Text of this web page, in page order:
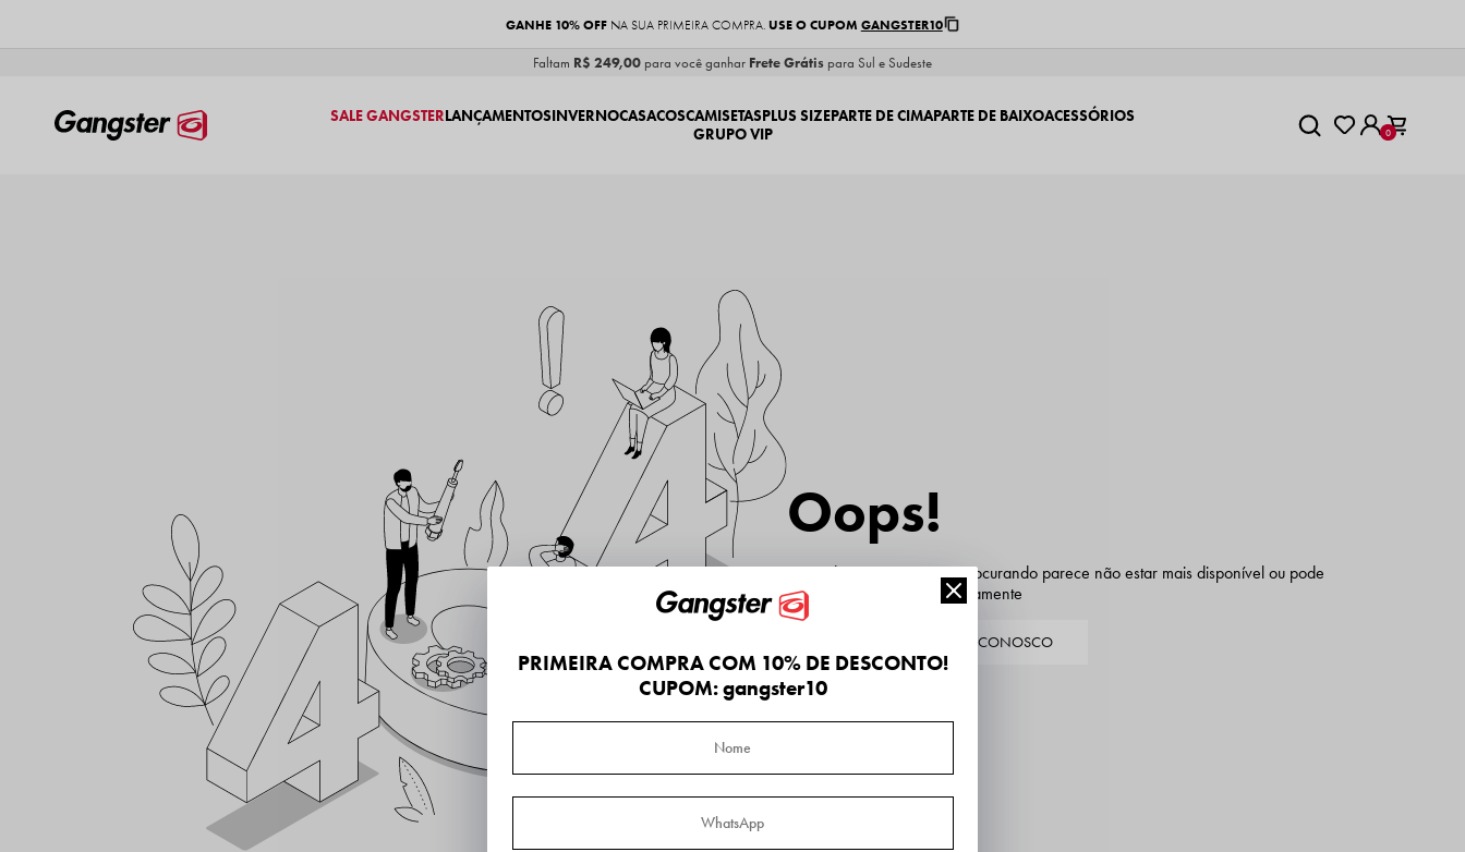
GANHE 10% OFFNA SUA PRIMEIRA COMPRA. USE O CUPOM GANGSTER10
Faltam R$ 249,00 para você ganhar Frete Grátis para Sul e Sudeste
SALE GANGSTERLANÇAMENTOSINVERNOCASACOSCAMISETASPLUS SIZEPARTE DE CIMAPARTE DE BAIXOACESSÓRIOS
GRUPO VIP
0
Oops!
O produto que você está procurando parece não estar mais disponível ou pode
ter sido removido temporariamente
FALE CONOSCO
PRIMEIRA COMPRA COM 10% DE DESCONTO!
CUPOM: gangster10